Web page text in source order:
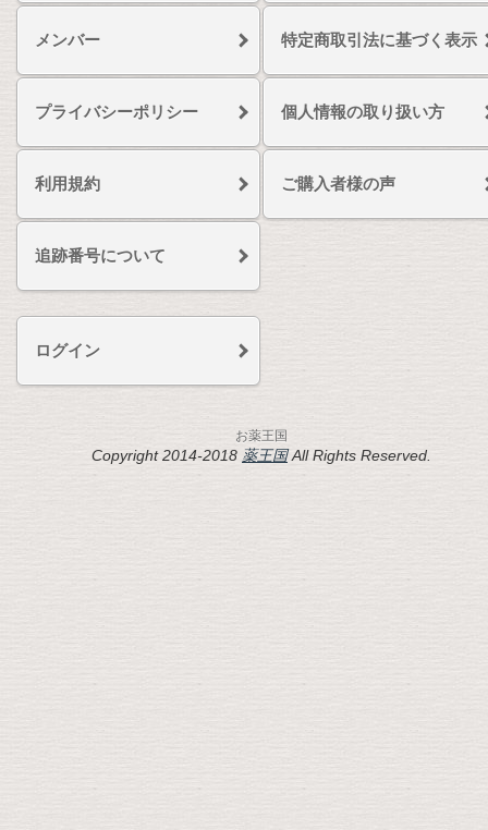
メンバー 特定商取引法に基づく表示
プライバシーポリシー 個人情報の取り扱い方
利用規約 ご購入者様の声
追跡番号について
ログイン
お薬王国
Copyright 2014-2018 薬王国All Rights Reserved.